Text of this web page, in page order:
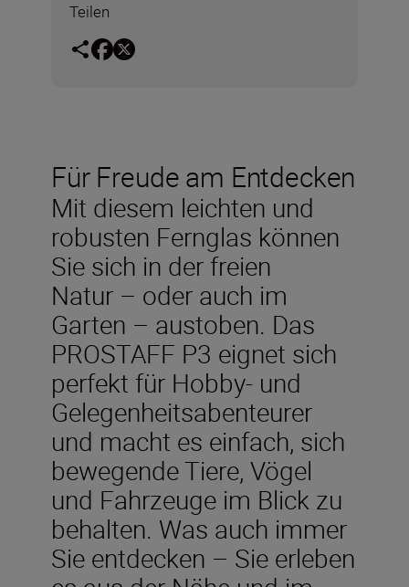
Teilen
Für Freude am Entdecken
Mit diesem leichten und
robusten Fernglas können
Sie sich in der freien
Natur – oder auch im
Garten – austoben. Das
PROSTAFF P3 eignet sich
perfekt für Hobby- und
Gelegenheitsabenteurer
und macht es einfach, sich
bewegende Tiere, Vögel
und Fahrzeuge im Blick zu
behalten. Was auch immer
Sie entdecken – Sie erleben